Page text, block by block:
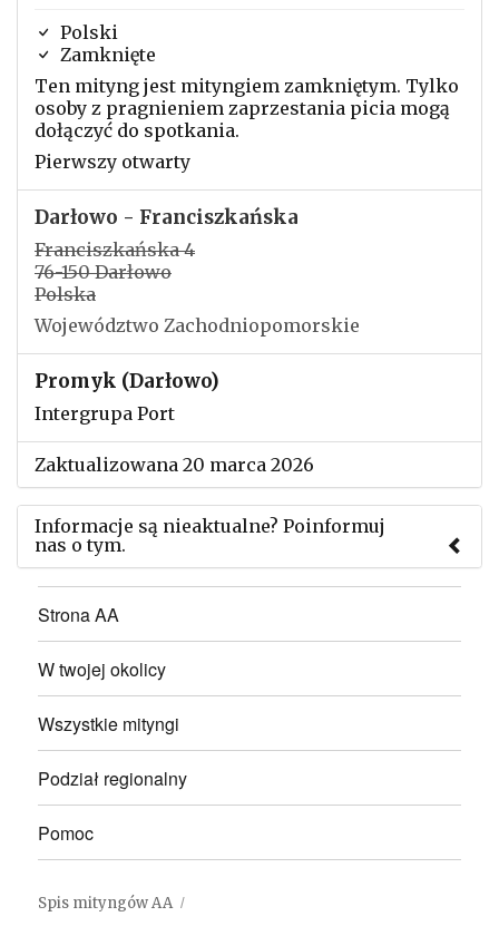
Polski
Zamknięte
Ten mityng jest mityngiem zamkniętym. Tylko
osoby z pragnieniem zaprzestania picia mogą
dołączyć do spotkania.
Pierwszy otwarty
Darłowo - Franciszkańska
Franciszkańska 4
76-150 Darłowo
Polska
Województwo Zachodniopomorskie
Promyk (Darłowo)
Intergrupa Port
Zaktualizowana 20 marca 2026
Informacje są nieaktualne? Poinformuj
nas o tym.
Użyj tego formularza aby przesłać informację o
zmianach w powyższym mityngu.
Strona AA
W twojej okolicy
Wszystkie mityngi
Podział regionalny
Pomoc
Spis mityngów AA